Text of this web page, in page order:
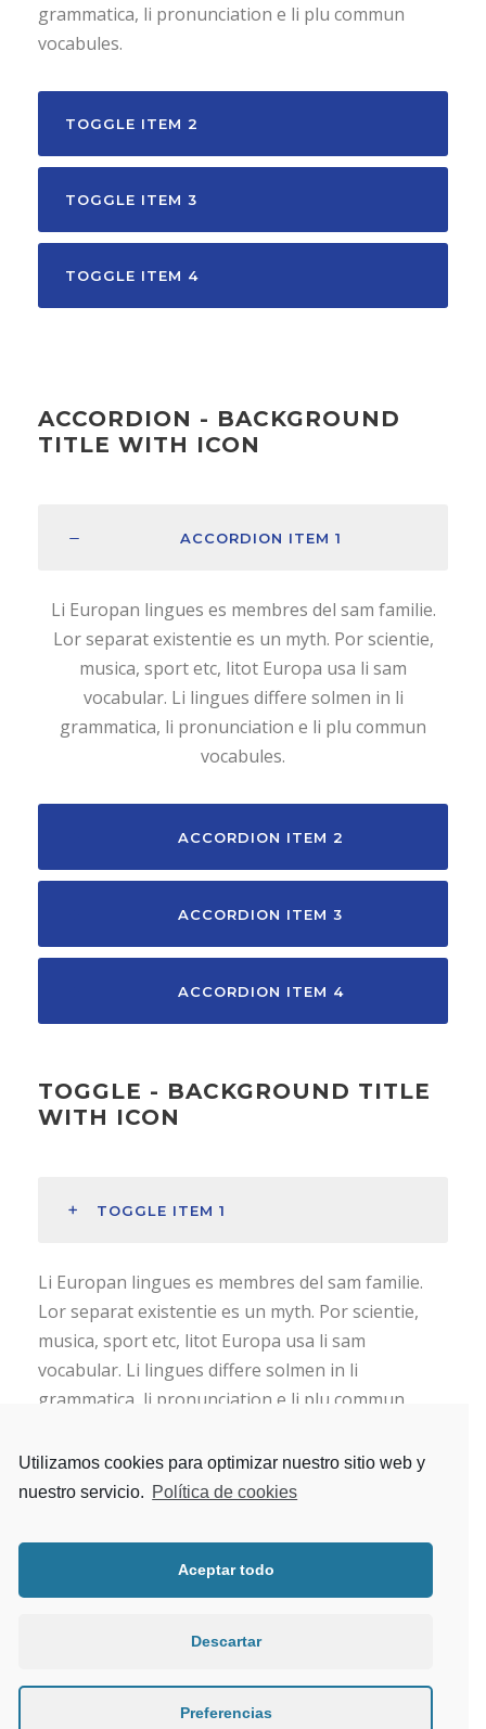
grammatica, li pronunciation e li plu commun
vocabules.
TOGGLE ITEM 2
TOGGLE ITEM 3
TOGGLE ITEM 4
ACCORDION - BACKGROUND
TITLE WITH ICON
ACCORDION ITEM 1
Li Europan lingues es membres del sam familie.
Lor separat existentie es un myth. Por scientie,
musica, sport etc, litot Europa usa li sam
vocabular. Li lingues differe solmen in li
grammatica, li pronunciation e li plu commun
vocabules.
ACCORDION ITEM 2
ACCORDION ITEM 3
ACCORDION ITEM 4
TOGGLE - BACKGROUND TITLE
WITH ICON
TOGGLE ITEM 1
Li Europan lingues es membres del sam familie.
Lor separat existentie es un myth. Por scientie,
musica, sport etc, litot Europa usa li sam
vocabular. Li lingues differe solmen in li
grammatica, li pronunciation e li plu commun
Utilizamos cookies para optimizar nuestro sitio web y
nuestro servicio. Política de cookies
Aceptar todo
Descartar
Preferencias